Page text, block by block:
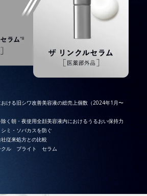
ける旧シワ改善美容液の総売上個数（2024年1月〜
く朝・夜使用全顔美容液内におけるうるおい保持力
ミ・ソバカスを防ぐ
従来処方との比較
クル ブライト セラム